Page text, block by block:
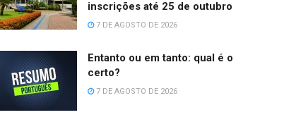
inscrições até 25 de outubro
7 DE AGOSTO DE 2026
Entanto ou em tanto: qual é o
certo?
7 DE AGOSTO DE 2026